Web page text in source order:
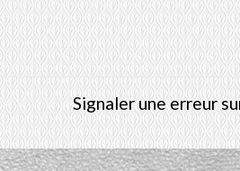
Signaler une erreur